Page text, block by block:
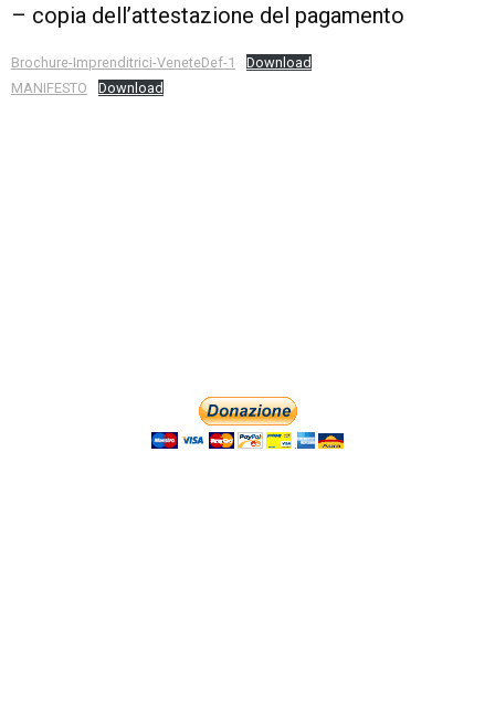
– copia dell’attestazione del pagamento
Brochure-Imprenditrici-VeneteDef-1
Download
MANIFESTO
Download